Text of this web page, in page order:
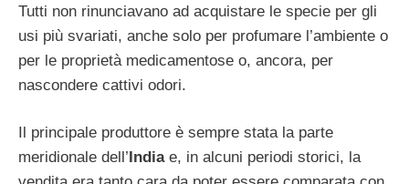
Tutti non rinunciavano ad acquistare le specie per gli
usi più svariati, anche solo per profumare l’ambiente o
per le proprietà medicamentose o, ancora, per
nascondere cattivi odori.
Il principale produttore è sempre stata la parte
meridionale dell’ Indiae, in alcuni periodi storici, la